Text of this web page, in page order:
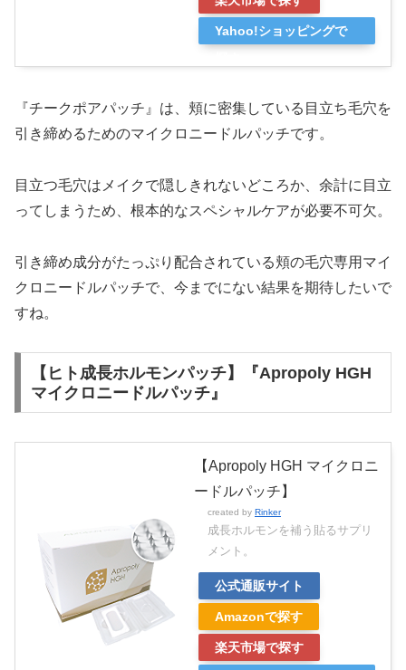
Yahoo!ショッピングで
『チークポアパッチ』は、頬に密集している目立ち毛穴を
引き締めるためのマイクロニードルパッチです。
目立つ毛穴はメイクで隠しきれないどころか、余計に目立
ってしまうため、根本的なスペシャルケアが必要不可欠。
引き締め成分がたっぷり配合されている頬の毛穴専用マイ
クロニードルパッチで、今までにない結果を期待したいで
すね。
【ヒト成長ホルモンパッチ】『Apropoly HGH
マイクロニードルパッチ』
【Apropoly HGH マイクロニ
ードルパッチ】
created by Rinker
成長ホルモンを補う貼るサプリ
メント。
公式通販サイト
Amazonで探す
楽天市場で探す